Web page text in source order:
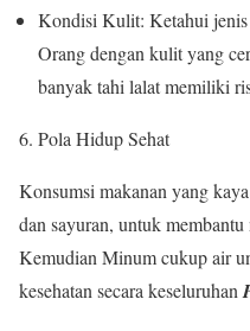
Kondisi Kulit: Ketahui
Orang dengan kulit yang
banyak tahi lalat memiliki
6. Pola Hidup Sehat
Konsumsi makanan yang
dan sayuran, untuk
Kemudian Minum cukup air
kesehatan secara keseluruhan